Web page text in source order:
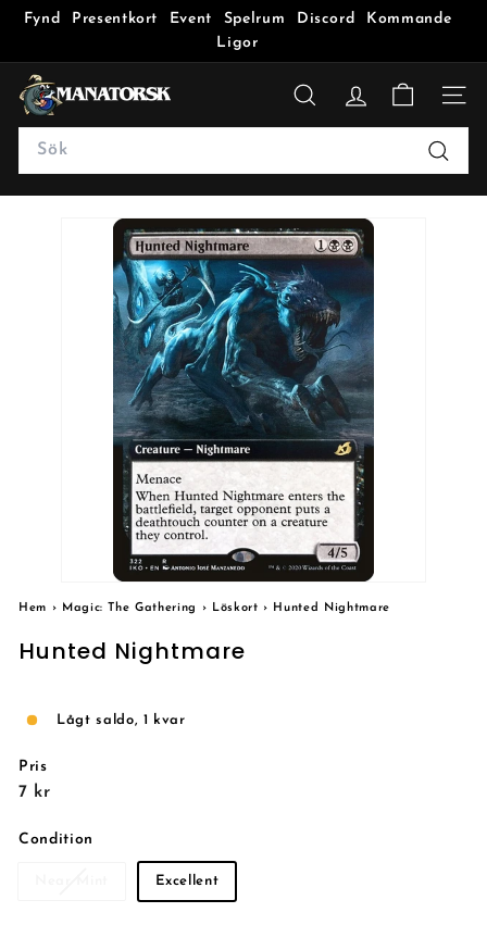
Fynd Presentkort Event Spelrum Discord
Kommande
Ligor
M
a
a
t
SÖK
Search
Sök
Hem › Magic: The Gathering › Löskort › Hunted Nightmare
Hunted Nightmare
Lågt saldo, 1 kvar
Pris
Reguljärt
7 kr7
Condition
Excellent